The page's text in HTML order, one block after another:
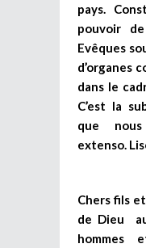
pays.
pouvoir
Evêques
d’organes
dans le
C’est la
que
extenso.
Chers fils
de Dieu
hommes